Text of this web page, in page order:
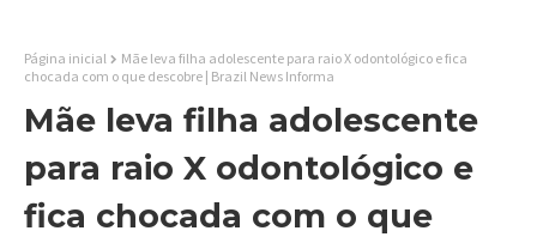
Página inicial
Mãe leva filha adolescente para raio X odontológico e fica
chocada com o que descobre | Brazil News Informa
Mãe leva filha adolescente
para raio X odontológico e
fica chocada com o que